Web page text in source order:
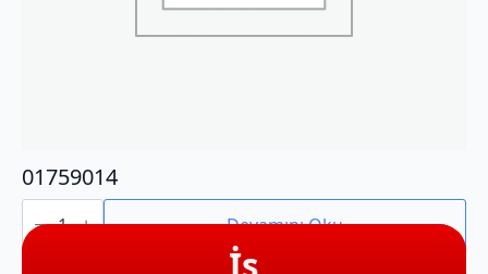
01759014
01759014
adet Devamını Oku